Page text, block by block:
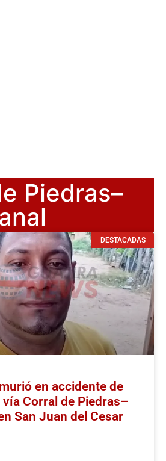
Piedras–
DESTACADAS
en accidente de
Corral de Piedras–
San Juan del Cesar